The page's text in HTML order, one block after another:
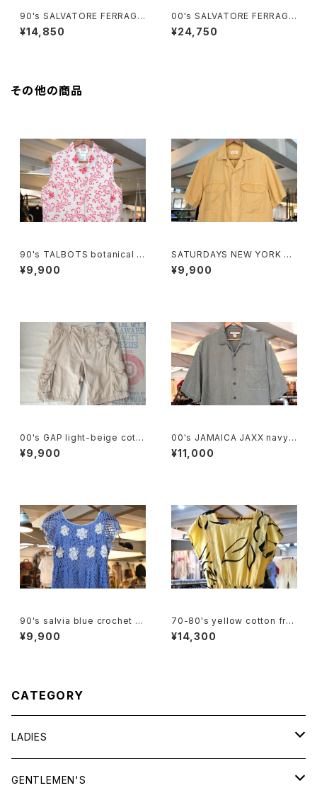
90's SALVATORE FERRAGA
MO black enamel buckle P
umps
¥14,850
00's SALVATORE FERRAGA
MO "Audrey" orange enam
el flat Shoes
¥24,750
その他の商品
90's TALBOTS botanical s
croll printed Irish linen sle
eveless Shirt
¥9,900
SATURDAYS NEW YORK CI
TY camel cellulose s/s Shi
rt
¥9,900
00's GAP light-beige cotto
n-twill cargo Shorts
¥9,900
00's JAMAICA JAXX navy-
green jacquard silk Shirt
¥11,000
90's salvia blue crochet b
abydoll Top
¥9,900
70-80's yellow cotton fre
nch sleeve blouse Dress
¥14,300
CATEGORY
LADIES
TOPS
GENTLEMEN'S